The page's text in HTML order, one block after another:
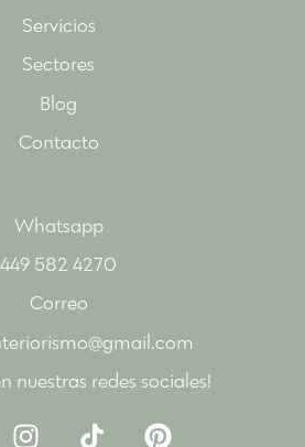
Servicios
Sectores
Blog
Contacto
Whatsapp
449 582 4270
Correo
nuestras redes sociales!